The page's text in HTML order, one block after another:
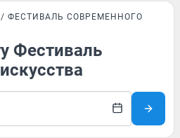
ФЕСТИВАЛЬ СОВРЕМЕННОГО
Фестиваль